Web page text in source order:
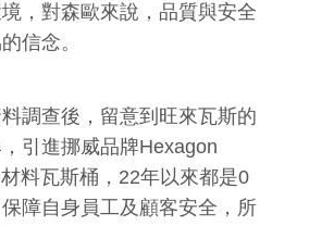
，對森歐來說，品質與安全
信念。
調查後，留意到旺來瓦斯的
引進挪威品牌Hexagon
料瓦斯桶，22年以來都是0
障自身員工及顧客安全，所